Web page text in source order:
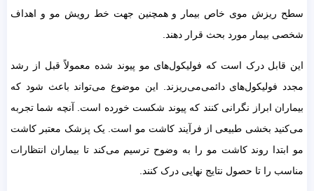
سطح ریزش موی خاص بیمار و همچنین جهت خط رویش مو و اهداف
شخصی بیمار مورد بحث قرار دهند.
این قابل درک است که فولیکول‌های مو پیوند شده معمولاً قبل از رشد
مجدد فولیکول‌های دائمی‌می‌ریزند. این موضوع می‌تواند باعث شود که
بیماران ابراز نگرانی کنند که پیوند شکست خورده است. آنچه شما تجربه
می‌کنید بخشی طبیعی از فرآیند کاشت مو است. یک پزشک معتبر کاشت
مو ابتدا روند کاشت مو را به وضوح ترسیم می‌کند تا بیماران انتظارات
مناسب را تا حصول نتایج نهایی درک کنند.